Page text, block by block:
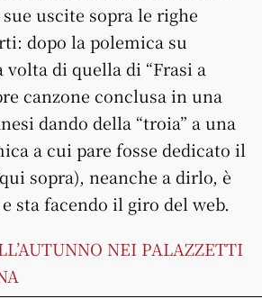
uscite sopra le righe
dopo la polemica su
volta di quella di “Frasi a
canzone conclusa in una
dando della “troia” a una
a cui pare fosse dedicato il
sopra), neanche a dirlo, è
sta facendo il giro del web.
NEI PALAZZETTI